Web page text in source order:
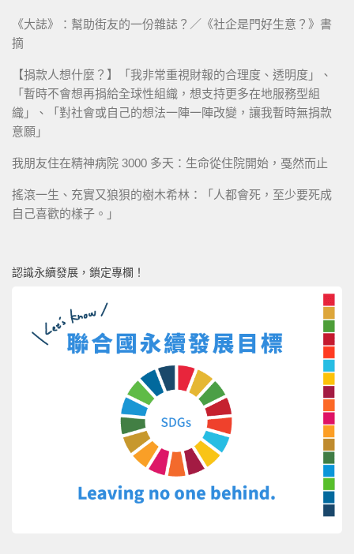
《大誌》：幫助街友的一份雜誌？／《社企是門好生意？》書
摘
【捐款人想什麼？】「我非常重視財報的合理度、透明度」、
「暫時不會想再捐給全球性組織，想支持更多在地服務型組
織」、「對社會或自己的想法一陣一陣改變，讓我暫時無捐款
意願」
我朋友住在精神病院 3000 多天：生命從住院開始，戞然而止
搖滾一生、充實又狼狽的樹木希林：「人都會死，至少要死成
自己喜歡的樣子。」
認識永續發展，鎖定專欄！